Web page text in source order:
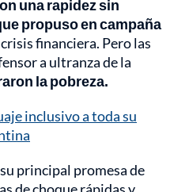
una rapidez sin
propuso en campaña
financiera. Pero las
a ultranza de la
la pobreza.
inclusivo a toda su
principal promesa de
de choque rápidas y